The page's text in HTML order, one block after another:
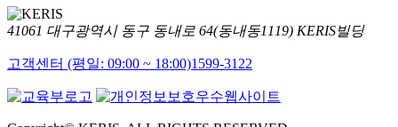
41061 대구광역시 동구 동내로 64(동내동1119) KERIS빌딩
고객센터 (평일: 09:00 ~ 18:00)1599-3122